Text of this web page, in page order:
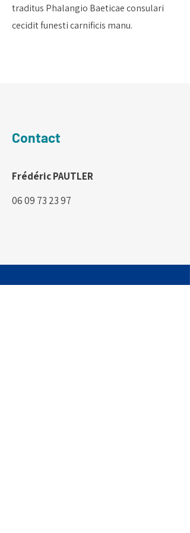
traditus Phalangio Baeticae consulari
cecidit funesti carnificis manu.
Contact
Frédéric PAUTLER
06 09 73 23 97